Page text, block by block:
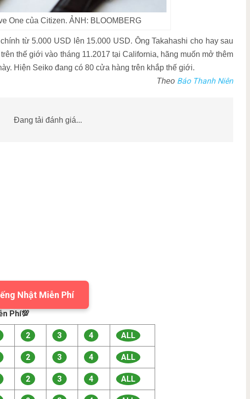
One của Citizen. ẢNH: BLOOMBERG
từ 5.000 USD lên 15.000 USD. Ông Takahashi cho hay sau
thế giới vào tháng 11.2017 tại California, hãng muốn mở thêm
Hiện Seiko đang có 80 cửa hàng trên khắp thế giới.
Theo Báo Thanh Niên
Đang tải đánh giá...
Nhật Miễn Phí
Phí💯
2 3 4 ALL
2 3 4 ALL
2 3 4 ALL